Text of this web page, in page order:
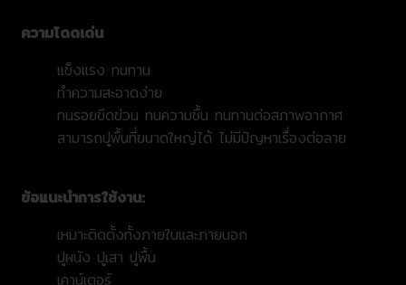
ความโดดเด่น
แข็งแรง ทนทาน
ทำความสะอาดง่าย
ทนรอยขีดข่วน ทนความชื้น ทนทานต่อสภาพอากาศ
สามารถปูพื้นที่ขนาดใหญ่ได้ ไม่มีปัญหาเรื่องต่อลาย
ข้อแนะนำการใช้งาน:
เหมาะติดตั้งทั้งภายในและภายนอก
ปูผนัง ปูเสา ปูพื้น
เคาน์เตอร์